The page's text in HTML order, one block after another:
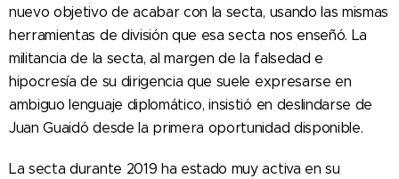
nuevo objetivo de acabar con la secta, usando las mismas
herramientas de división que esa secta nos enseñó. La
militancia de la secta, al margen de la falsedad e
hipocresía de su dirigencia que suele expresarse en
ambiguo lenguaje diplomático, insistió en deslindarse de
Juan Guaidó desde la primera oportunidad disponible.
La secta durante 2019 ha estado muy activa en su